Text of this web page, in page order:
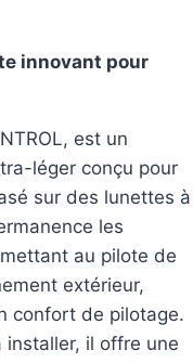
innovant pour
est un
léger conçu pour
sur des lunettes à
les
au pilote de
extérieur,
confort de pilotage.
il offre une